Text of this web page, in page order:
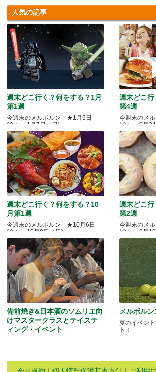
人気の記事
週末どこ行く？何をする？1月
第1週
今週末のメルボルン ★1月5日
(金）～1月7日（日)
週末どこ行
第4週
今週末のメ
(金）～9月
週末どこ行く？何をする？10
月第1週
今週末のメルボルン ★10月6日
(金）～10月8日（日)
週末どこ行
第2週
今週末のメ
(金）～9月
備前焼き&日本酒のソムリエ向
けマスタークラスとテイステ
ィング・イベント
メルボル
夏のイベン
ト！